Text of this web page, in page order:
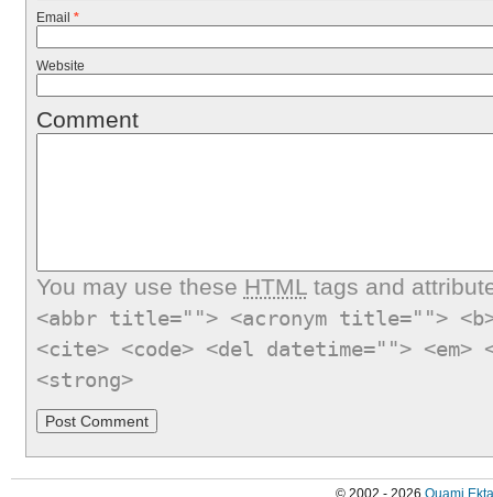
Email *
Website
Comment
You may use these HTMLtags and
<abbr title=""> <acronym title="">
<cite> <code> <del datetime="">
<strong>
© 2002 - 2026 Quami